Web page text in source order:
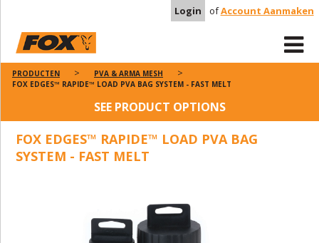
Login ofAccount Aanmaken
PRODUCTEN
PVA & ARMA MESH
FOX EDGES™ RAPIDE™ LOAD PVA BAG SYSTEM - FAST MELT
SEE PRODUCT OPTIONS
FOX EDGES™ RAPIDE™ LOAD PVA BAG
SYSTEM - FAST MELT